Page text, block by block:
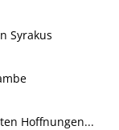
Syrakus
Hoffnungen...